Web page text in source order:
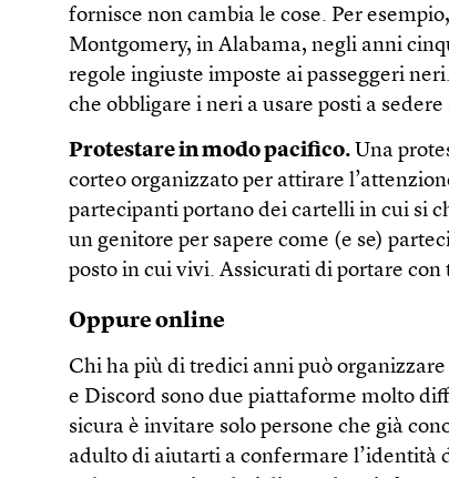
fornisce non cambia le cose. Per
Montgomery, in Alabama, negli anni
regole ingiuste imposte ai passeggeri
che obbligare i neri a usare posti a
Protestare in modo pacifico. Una
corteo organizzato per attirare
partecipanti portano dei cartelli in cui si
un genitore per sapere come (e se)
posto in cui vivi. Assicurati di portare con
Oppure online
Chi ha più di tredici anni può
e Discord sono due piattaforme molto
sicura è invitare solo persone che già
adulto di aiutarti a confermare l’identità